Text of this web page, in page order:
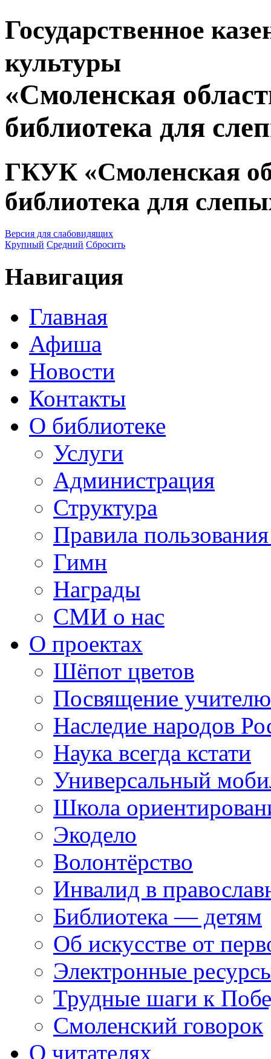
Государственное
культуры
«Смоленская
библиотека для
ГКУК «Смоленская
библиотека для
Версия для слабовидящих
Крупный Средний Сбросить
Навигация
Главная
Афиша
Новости
Контакты
О библиотеке
Услуги
Администрация
Структура
Правила
Гимн
Награды
СМИ о нас
О проектах
Шёпот цветов
Посвящение учителю
Наследие народов
Наука всегда кстати
Универсальный
Школа
Экодело
Волонтёрство
Инвалид в
Библиотека — детям
Об искусстве от
Электронные
Трудные шаги к
Смоленский говорок
О читателях